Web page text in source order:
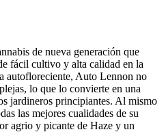
de nueva generación que
fácil cultivo y alta calidad en la
autofloreciente, Auto Lennon no
lo que lo convierte en una
jardineros principiantes. Al mismo
las mejores cualidades de su
agrio y picante de Haze y un